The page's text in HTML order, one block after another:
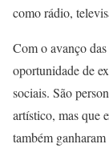
como rádio,
Com o avanço
oportunidade de
sociais. São
artístico, mas que
também ganharam